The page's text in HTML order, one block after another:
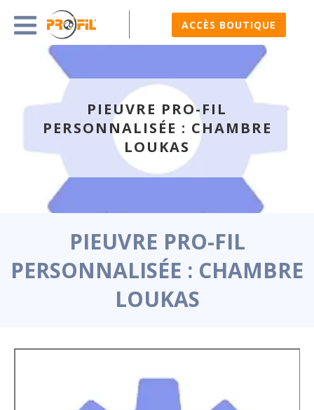
ACCÈS BOUTIQUE
PIEUVRE PRO-FIL
PERSONNALISÉE : CHAMBRE
LOUKAS
PIEUVRE PRO-FIL
PERSONNALISÉE : CHAMBRE
LOUKAS